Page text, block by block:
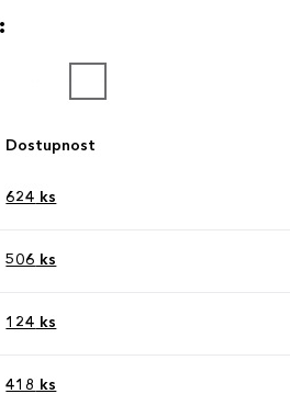
Dostupnost
624 ks
506 ks
124 ks
418 ks